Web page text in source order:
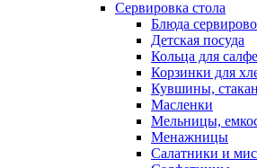
Сервировка стола
Блюда
Детская посуда
Кольца для
Корзинки для
Кувшины,
Масленки
Мельницы,
Менажницы
Салатники и